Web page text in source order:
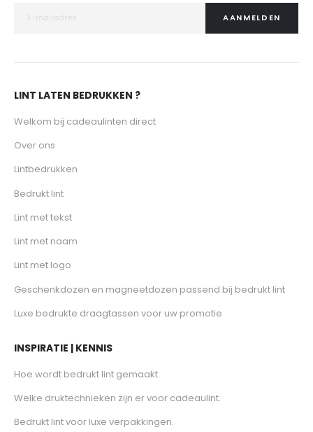
AANMELDEN
LINT LATEN BEDRUKKEN ?
Welkom bij cadeaulinten direct
Over ons
Lintbedrukken
Bedrukt lint
Lint met tekst
Lint met naam
Lint met logo
Geschenkdozen en magneetdozen passend bij bedrukt lint
Luxe bedrukte draagtassen voor uw promotie
INSPIRATIE | KENNIS
Hoe wordt bedrukt lint gemaakt.
Welke druktechnieken zijn er voor cadeaulint.
Bedrukt lint voor luxe verpakkingen.